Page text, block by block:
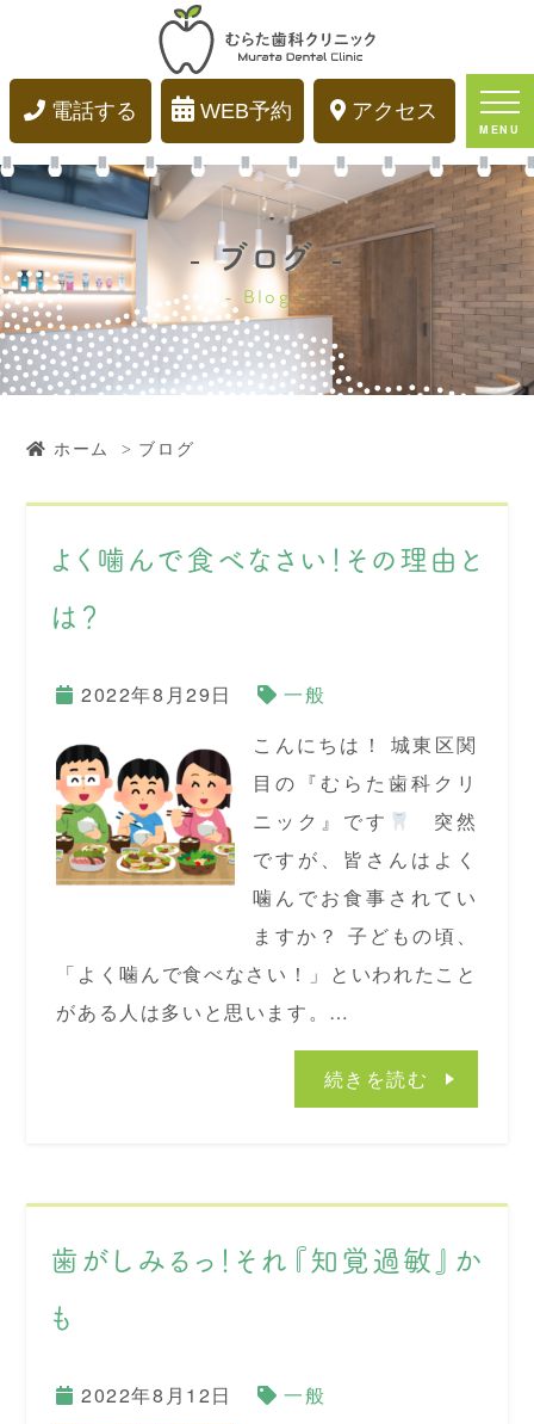
電話する WEB予約 アクセス
MENU
2022年8月｜むらた歯科クリニック｜大阪市城東区関
目の歯科・歯医者
ブログ
Blog
ホーム ブログ
よく噛んで食べなさい！その理由と
は？
2022年8月29日
一般
こんにちは！ 城東区関
目の『むらた歯科クリ
ニック』です
突然
ですが、皆さんはよく
噛んでお食事されてい
ますか？ 子どもの頃、
「よく噛んで食べなさい！」といわれたこと
がある人は多いと思います。…
続きを読む
歯がしみるっ！それ『知覚過敏』か
も
2022年8月12日
一般